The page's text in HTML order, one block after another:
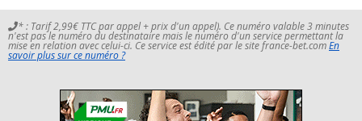
* : Tarif 2,99€ TTC par appel + prix d'un appel). Ce numéro valable 3 minutes
n'est pas le numéro du destinataire mais le numéro d'un service permettant la
mise en relation avec celui-ci. Ce service est édité par le site france-bet.comEn
savoir plus sur ce numéro ?